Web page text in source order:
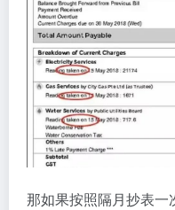
那如果按照隔月抄表